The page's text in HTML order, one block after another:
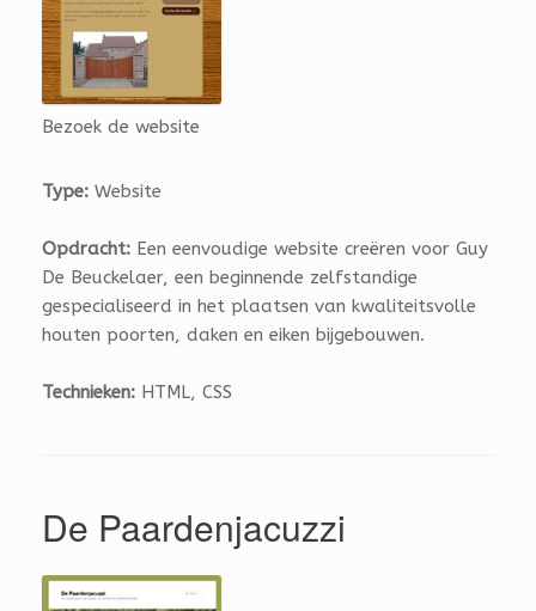
Bezoek de website
Type: Website
Opdracht: Een eenvoudige website creëren voor Guy
De Beuckelaer, een beginnende zelfstandige
gespecialiseerd in het plaatsen van kwaliteitsvolle
houten poorten, daken en eiken bijgebouwen.
Technieken: HTML, CSS
De Paardenjacuzzi